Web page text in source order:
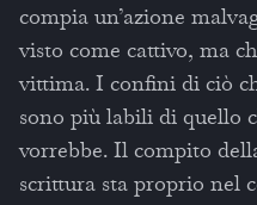
compia un’azione
visto come cattivo, ma
vittima. I confini di ciò
sono più labili di quello
vorrebbe. Il compito
scrittura sta proprio nel